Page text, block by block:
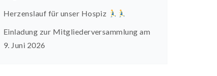
Herzenslauf für unser Hospiz
Einladung zur Mitgliederversammlung am
9. Juni 2026